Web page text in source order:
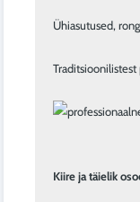
Ühiasutused,
Kiire ja täielik